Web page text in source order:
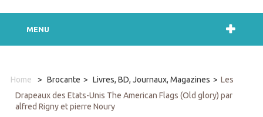
MENU
Home > Brocante > Livres, BD, Journaux, Magazines > Les
Drapeaux des Etats-Unis The American Flags (Old glory) par
alfred Rigny et pierre Noury